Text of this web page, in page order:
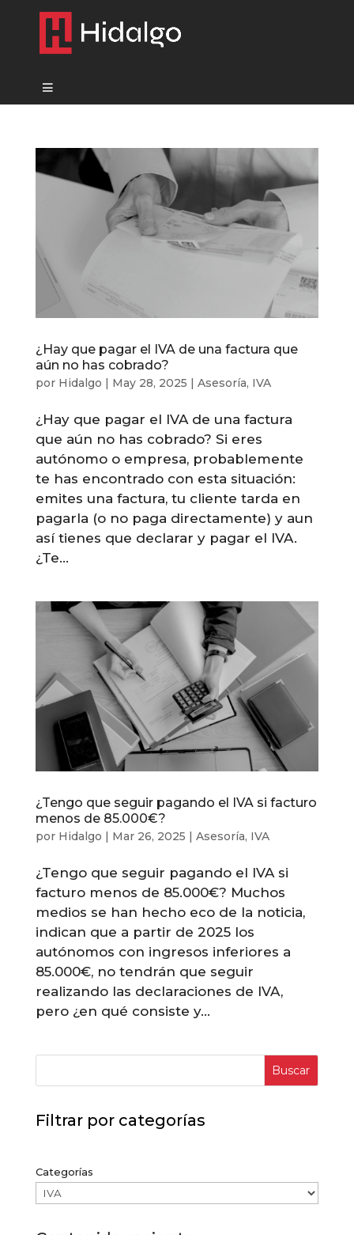
¿Hay que pagar el IVA de una factura que
aún no has cobrado?
por Hidalgo | May 28, 2025 | Asesoría, IVA
¿Hay que pagar el IVA de una factura
que aún no has cobrado? Si eres
autónomo o empresa, probablemente
te has encontrado con esta situación:
emites una factura, tu cliente tarda en
pagarla (o no paga directamente) y aun
así tienes que declarar y pagar el IVA.
¿Te...
¿Tengo que seguir pagando el IVA si facturo
menos de 85.000€?
por Hidalgo | Mar 26, 2025 | Asesoría, IVA
¿Tengo que seguir pagando el IVA si
facturo menos de 85.000€? Muchos
medios se han hecho eco de la noticia,
indican que a partir de 2025 los
autónomos con ingresos inferiores a
85.000€, no tendrán que seguir
realizando las declaraciones de IVA,
pero ¿en qué consiste y...
Buscar
Filtrar por categorías
Categorías